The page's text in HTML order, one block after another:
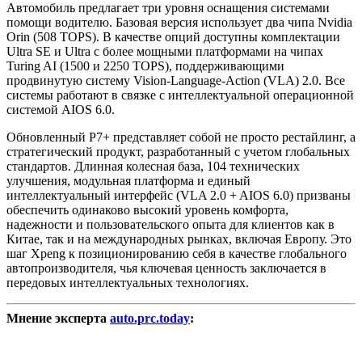
Автомобиль предлагает три уровня оснащения системами
помощи водителю. Базовая версия использует два чипа Nvidia
Orin (508 TOPS). В качестве опций доступны комплектации
Ultra SE и Ultra с более мощными платформами на чипах
Turing AI (1500 и 2250 TOPS), поддерживающими
продвинутую систему Vision-Language-Action (VLA) 2.0. Все
системы работают в связке с интеллектуальной операционной
системой AIOS 6.0.
Обновленный P7+ представляет собой не просто рестайлинг, а
стратегический продукт, разработанный с учетом глобальных
стандартов. Длинная колесная база, 104 технических
улучшения, модульная платформа и единый
интеллектуальный интерфейс (VLA 2.0 + AIOS 6.0) призваны
обеспечить одинаково высокий уровень комфорта,
надежности и пользовательского опыта для клиентов как в
Китае, так и на международных рынках, включая Европу. Это
шаг Xpeng к позиционированию себя в качестве глобального
автопроизводителя, чья ключевая ценность заключается в
передовых интеллектуальных технологиях.
Мнение эксперта auto.prc.today: